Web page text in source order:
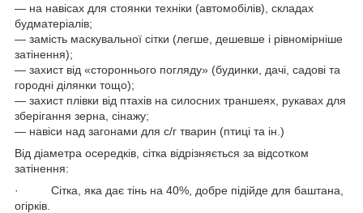
― на навісах для стоянки техніки (автомобілів), складах
будматеріалів;
― замість маскувальної сітки (легше, дешевше і рівномірніше
затінення);
― захист від «стороннього погляду» (будинки, дачі, садові та
городні ділянки тощо);
― захист плівки від птахів на силосних траншеях, рукавах для
зберігання зерна, сінажу;
― навіси над загонами для с/г тварин (птиці та ін.)
Від діаметра осередків, сітка відрізняється за відсотком
затінення:
· Сітка, яка дає тінь на 40%, добре підійде для баштана,
огірків.